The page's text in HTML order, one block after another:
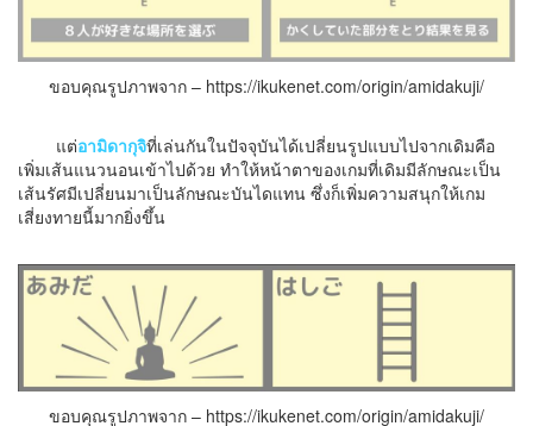
ขอบคุณรูปภาพจาก – https://ikukenet.com/origin/amidakuji/
แต่อามิดากุจิที่เล่นกันในปัจจุบันได้เปลี่ยนรูปแบบไปจากเดิมคือ
เพิ่มเส้นแนวนอนเข้าไปด้วย ทำให้หน้าตาของเกมที่เดิมมีลักษณะเป็น
เส้นรัศมีเปลี่ยนมาเป็นลักษณะบันไดแทน ซึ่งก็เพิ่มความสนุกให้เกม
เสี่ยงทายนี้มากยิ่งขึ้น
ขอบคุณรูปภาพจาก – https://ikukenet.com/origin/amidakuji/